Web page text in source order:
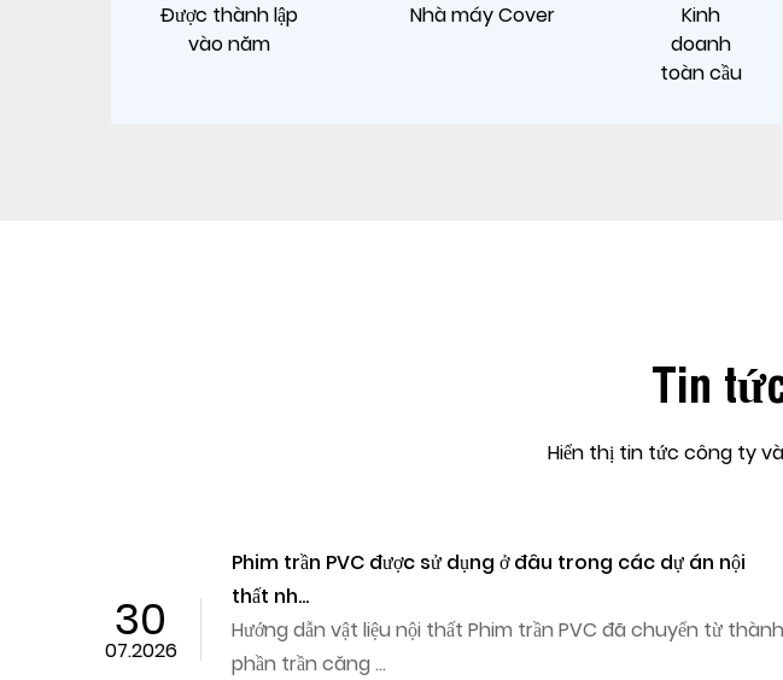
Được thành lập
vào năm
Nhà máy Cover
Kinh
doanh
toàn cầu
Tin
Hiển thị tin tức công ty
16
07.2026
Tại sao Phim trần PVC trở thành lựa chọn phổ biến cho
trang ...
Đội ngũ nội vụ ngày càng vươn tới Phim trần PVC khi một dự
án cần sự linh hoạt trong trang tr...